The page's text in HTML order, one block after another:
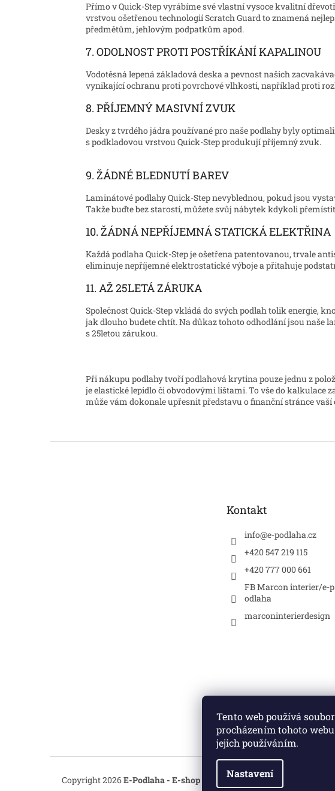
Tento web používá
procházením tohoto
jejich používáním.
Nastavení
Přímo v Quick-Step vyrábíme své vlastní vysoce kvalitní
vrstvou ošetřenou technologií Scratch Guard to znamená
předmětům, jehlovým podpatkům apod.
7. ODOLNOST PROTI POSTŘÍKÁNÍ KAPALINOU
Vodotěsná lepená základová deska a pevnost našich
vynikající ochranu proti povrchové vlhkosti, například proti
8. PŘÍJEMNÝ MASIVNÍ ZVUK
Desky z tvrdého jádra používané pro naše podlahy byly
s podkladovou vrstvou Quick-Step produkují příjemný zvuk.
9. ŽÁDNÉ BLEDNUTÍ BAREV
Laminátové podlahy Quick-Step nevyblednou, pokud jsou
Takže buďte bez starostí, můžete svůj nábytek kdykoli
10. ŽÁDNÁ NEPŘÍJEMNÁ STATICKÁ ELEKTŘINA
Každá podlaha Quick-Step je ošetřena patentovanou, trvale
eliminuje nepříjemné elektrostatické výboje a přitahuje
11. AŽ 25LETÁ ZÁRUKA
Společnost Quick-Step vkládá do svých podlah tolik energie,
jak dlouho budete chtít. Na důkaz tohoto odhodlání jsou naše
s 25letou zárukou.
Při nákupu podlahy tvoří podlahová krytina pouze jednu z
je elastické lepidlo či obvodovými lištami. To vše do kalkulace
může vám dokonale upřesnit představu o finanční stránce vaší
Kontakt
info@e-podlaha.cz
+420 547 219 115
+420 777 000 661
FB Marcon interier/e-p
odlaha
marconinterierdesign
Copyright 2026E-Podlaha - E-shop s podlahami. Všechna práva